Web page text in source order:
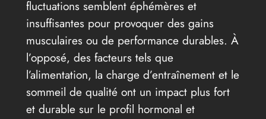
fluctuations semblent éphémères et
insuffisantes pour provoquer des gains
musculaires ou de performance durables. À
l’opposé, des facteurs tels que
l’alimentation, la charge d’entraînement et le
sommeil de qualité ont un impact plus fort
et durable sur le profil hormonal et